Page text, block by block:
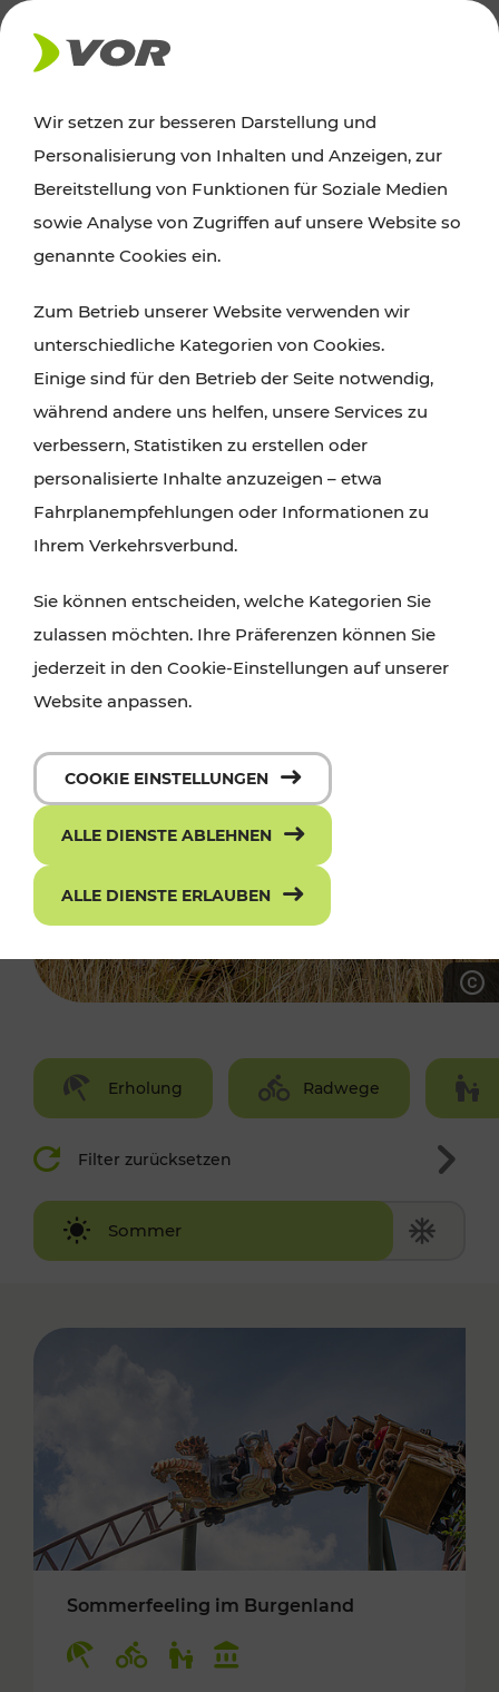
AKTUELLES
Ausflugstipps
Wien, Niederösterreich und das Burgenland
Wanderungen, Kultur und Gastronomie,
Radtouren oder purer Naturgenuss – viele
Attraktionen sind mit den Ticket- und Fahrplan-
Angeboten des VOR gut und schnell erreichbar.
Erholung Radwege
Filter zurücksetzen
Sommer
Winter
Sommerfeeling im Burgenland
Wir setzen zur besseren Darstellung und
Personalisierung von Inhalten und Anzeigen, zur
Bereitstellung von Funktionen für Soziale Medien
sowie Analyse von Zugriffen auf unsere Website so
genannte Cookies ein.
Zum Betrieb unserer Website verwenden wir
unterschiedliche Kategorien von Cookies.
Einige sind für den Betrieb der Seite notwendig,
während andere uns helfen, unsere Services zu
verbessern, Statistiken zu erstellen oder
personalisierte Inhalte anzuzeigen – etwa
Fahrplanempfehlungen oder Informationen zu
Ihrem Verkehrsverbund.
Sie können entscheiden, welche Kategorien Sie
zulassen möchten. Ihre Präferenzen können Sie
jederzeit in den Cookie-Einstellungen auf unserer
Website anpassen.
COOKIE EINSTELLUNGEN
ALLE DIENSTE ABLEHNEN
ALLE DIENSTE ERLAUBEN